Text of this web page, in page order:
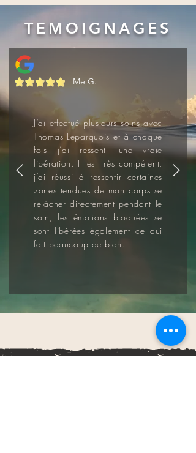
TEMOIGNAGES
Me G.
J’ai effectué plusieurs soins avec
Thomas Leparquois et à chaque
fois j’ai ressenti une vraie
libération. Il est très compétent,
j’ai réussi à ressentir certaines
zones tendues de mon corps se
relâcher directement pendant le
soin, les émotions bloquées se
sont libérées également ce qui
fait beaucoup de bien.